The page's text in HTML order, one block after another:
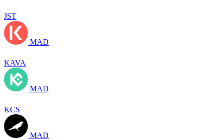
JST
MAD
KAVA
MAD
KCS
MAD